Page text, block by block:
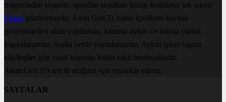
magazinden siyasete, spordan seyahate bütün konuların tek adresi
Haberplatformunda; Alem.Gen.Tr haber içerikleri kaynak
gösterilmeden alıntı yapılamaz, kanuna aykırı ve izinsiz olarak
kopyalanamaz, başka yerde yayınlanamaz. Aykırı işlem yapan
kişi/kişiler için yasal başvuru hakkı saklı tutulmaktadır.
Alem.Gen.Tr'i tercih ettiğiniz için teşekkür ederiz.
SAYFALAR